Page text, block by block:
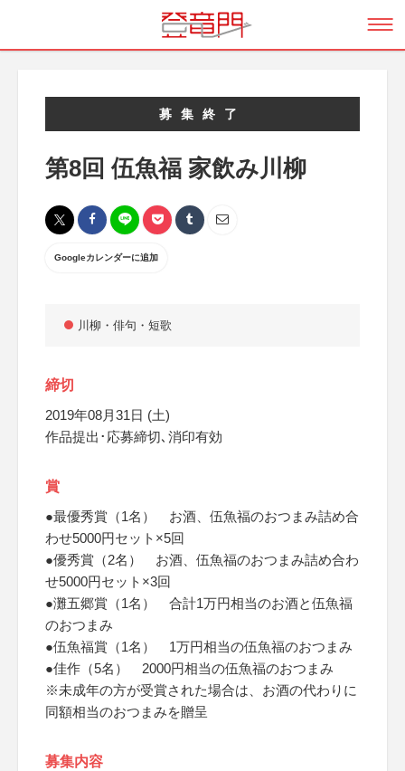
募集終了
第8回 伍魚福 家飲み川柳
Googleカレンダーに追加
川柳・俳句・短歌
締切
2019年08月31日 (土)
作品提出･応募締切､消印有効
賞
●最優秀賞（1名） お酒、伍魚福のおつまみ詰め合
わせ5000円セット×5回
●優秀賞（2名） お酒、伍魚福のおつまみ詰め合わ
せ5000円セット×3回
●灘五郷賞（1名） 合計1万円相当のお酒と伍魚福
のおつまみ
●伍魚福賞（1名） 1万円相当の伍魚福のおつまみ
●佳作（5名） 2000円相当の伍魚福のおつまみ
※未成年の方が受賞された場合は、お酒の代わりに
同額相当のおつまみを贈呈
募集内容